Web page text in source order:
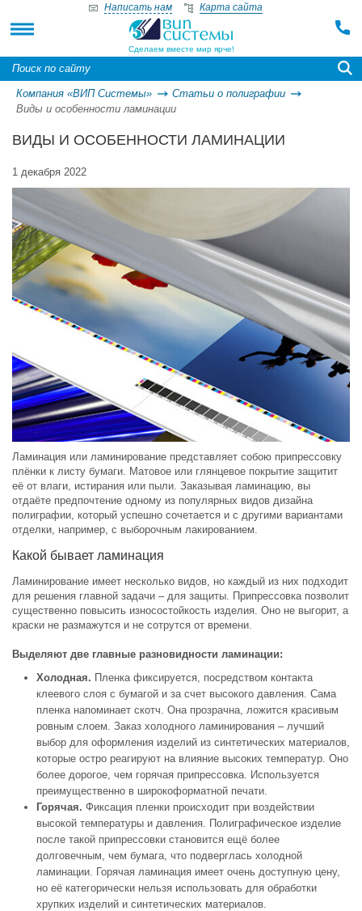
Сделаем вместе мир ярче!
Написать нам Карта сайта
Компания «ВИП Системы»
Статьи о полиграфии
Виды и особенности ламинации
ВИДЫ И ОСОБЕННОСТИ ЛАМИНАЦИИ
1 декабря 2022
Ламинация или ламинирование представляет собою припрессовку
плёнки к листу бумаги. Матовое или глянцевое покрытие защитит
её от влаги, истирания или пыли. Заказывая ламинацию, вы
отдаёте предпочтение одному из популярных видов дизайна
полиграфии, который успешно сочетается и с другими вариантами
отделки, например, с выборочным лакированием.
Какой бывает ламинация
Ламинирование имеет несколько видов, но каждый из них подходит
для решения главной задачи – для защиты. Припрессовка позволит
существенно повысить износостойкость изделия. Оно не выгорит, а
краски не размажутся и не сотрутся от времени.
Выделяют две главные разновидности ламинации:
Холодная. Пленка фиксируется, посредством контакта
клеевого слоя с бумагой и за счет высокого давления. Сама
пленка напоминает скотч. Она прозрачна, ложится красивым
ровным слоем. Заказ холодного ламинирования – лучший
выбор для оформления изделий из синтетических материалов,
которые остро реагируют на влияние высоких температур. Оно
более дорогое, чем горячая припрессовка. Используется
преимущественно в широкоформатной печати.
Горячая. Фиксация пленки происходит при воздействии
высокой температуры и давления. Полиграфическое изделие
после такой припрессовки становится ещё более
долговечным, чем бумага, что подверглась холодной
ламинации. Горячая ламинация имеет очень доступную цену,
но её категорически нельзя использовать для обработки
хрупких изделий и синтетических материалов.